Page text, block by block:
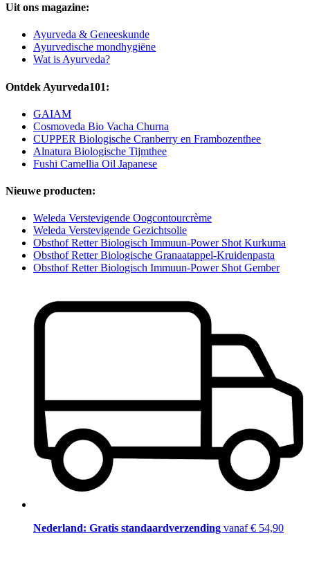
Uit ons magazine:
Ayurveda & Geneeskunde
Ayurvedische mondhygiëne
Wat is Ayurveda?
Ontdek Ayurveda101:
GAIAM
Cosmoveda Bio Vacha Churna
CUPPER Biologische Cranberry en Frambozenthee
Alnatura Biologische Tijmthee
Fushi Camellia Oil Japanese
Nieuwe producten:
Weleda Verstevigende Oogcontourcrème
Weleda Verstevigende Gezichtsolie
Obsthof Retter Biologisch Immuun-Power Shot Kurkuma
Obsthof Retter Biologische Granaatappel-Kruidenpasta
Obsthof Retter Biologisch Immuun-Power Shot Gember
Nederland: Gratis standaardverzending vanaf € 54,90